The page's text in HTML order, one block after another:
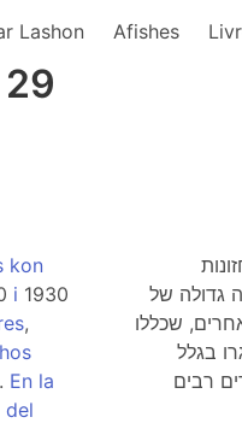
Lashon Afishes
kon
i 1930
,
En la
del
ו- 1930 התרחשה הגירה גדולה של
שכללו
ומעטים מפלסטינה, לברה"מ. בעשור 1920 היגרו בגלל
בעשור 1930 הגרו יהודים רבים